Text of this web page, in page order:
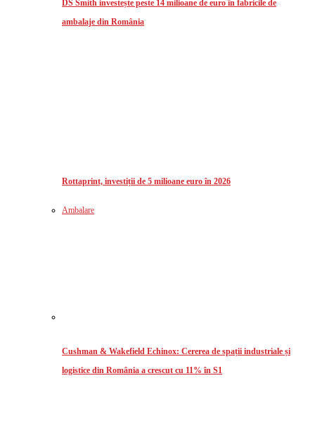
DS Smith investește peste 14 milioane de euro în fabricile de
ambalaje din România
Rottaprint, investiții de 5 milioane euro în 2026
Ambalare
Cushman & Wakefield Echinox: Cererea de spații industriale și
logistice din România a crescut cu 11% în S1